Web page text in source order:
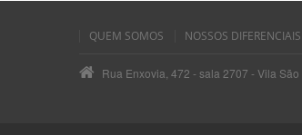
QUEM SOMOS NOSSOS DIFERENCIAIS
Rua Enxovia, 472 - sala 2707 - Vila São